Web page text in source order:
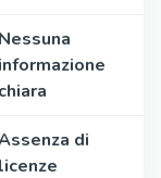
Nessuna
informazione
chiara
di
licenze